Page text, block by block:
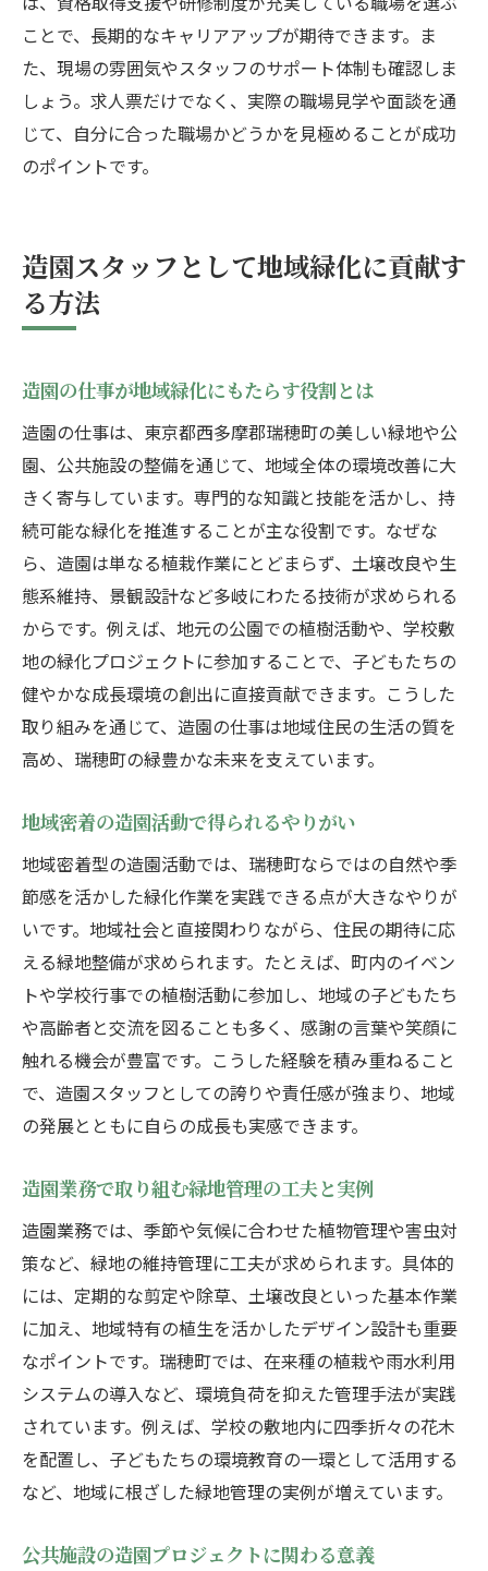
街づくりに活きる造園スタッフの提案力
地域プロジェクトで磨かれる造園技術の力
造園業界で実感する街への貢献と誇り
ことで、長期的なキャリアアップが期待できます。ま
た、現場の雰囲気やスタッフのサポート体制も確認しま
しょう。求人票だけでなく、実際の職場見学や面談を通
じて、自分に合った職場かどうかを見極めることが成功
のポイントです。
造園スタッフとして地域緑化に貢献す
る方法
造園の仕事が地域緑化にもたらす役割とは
造園の仕事は、東京都西多摩郡瑞穂町の美しい緑地や公
園、公共施設の整備を通じて、地域全体の環境改善に大
きく寄与しています。専門的な知識と技能を活かし、持
続可能な緑化を推進することが主な役割です。なぜな
ら、造園は単なる植栽作業にとどまらず、土壌改良や生
態系維持、景観設計など多岐にわたる技術が求められる
からです。例えば、地元の公園での植樹活動や、学校敷
地の緑化プロジェクトに参加することで、子どもたちの
健やかな成長環境の創出に直接貢献できます。こうした
取り組みを通じて、造園の仕事は地域住民の生活の質を
高め、瑞穂町の緑豊かな未来を支えています。
地域密着の造園活動で得られるやりがい
地域密着型の造園活動では、瑞穂町ならではの自然や季
節感を活かした緑化作業を実践できる点が大きなやりが
いです。地域社会と直接関わりながら、住民の期待に応
える緑地整備が求められます。たとえば、町内のイベン
トや学校行事での植樹活動に参加し、地域の子どもたち
や高齢者と交流を図ることも多く、感謝の言葉や笑顔に
触れる機会が豊富です。こうした経験を積み重ねること
で、造園スタッフとしての誇りや責任感が強まり、地域
の発展とともに自らの成長も実感できます。
造園業務で取り組む緑地管理の工夫と実例
造園業務では、季節や気候に合わせた植物管理や害虫対
策など、緑地の維持管理に工夫が求められます。具体的
には、定期的な剪定や除草、土壌改良といった基本作業
に加え、地域特有の植生を活かしたデザイン設計も重要
なポイントです。瑞穂町では、在来種の植栽や雨水利用
システムの導入など、環境負荷を抑えた管理手法が実践
されています。例えば、学校の敷地内に四季折々の花木
を配置し、子どもたちの環境教育の一環として活用する
など、地域に根ざした緑地管理の実例が増えています。
公共施設の造園プロジェクトに関わる意義